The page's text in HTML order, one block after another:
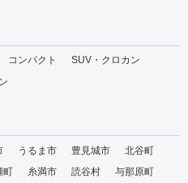
コンパクト
SUV・クロカン
うるま市 豊見城市
北谷町
町 糸満市 読谷村
与那原町